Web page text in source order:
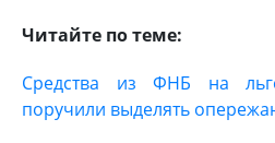
Читайте по теме:
Средства из ФНБ на
поручили выделять